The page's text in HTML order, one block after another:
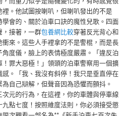
。他試圖按喇叭，但喇叭發出的不是
學會的、關於泊車口訣的魔性兒歌。四面
，接著，一群包養網比較穿著反光背心和
來。這些人手裡拿的不是警棍，而是長
度儀，臉上的表情極度嚴肅。「違反泊
罪大惡極！」領頭的泊車警察用一個擴
。「我、我沒有斜停！我只是垂直停在
自己辯解，但聲音因為恐懼而顫抖。
次元的行為，在這裡，你的車體與停車線
九點七度！按照維度法則，你必須接受懲